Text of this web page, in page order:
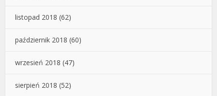
listopad 2018 (62)
październik 2018 (60)
wrzesień 2018 (47)
sierpień 2018 (52)